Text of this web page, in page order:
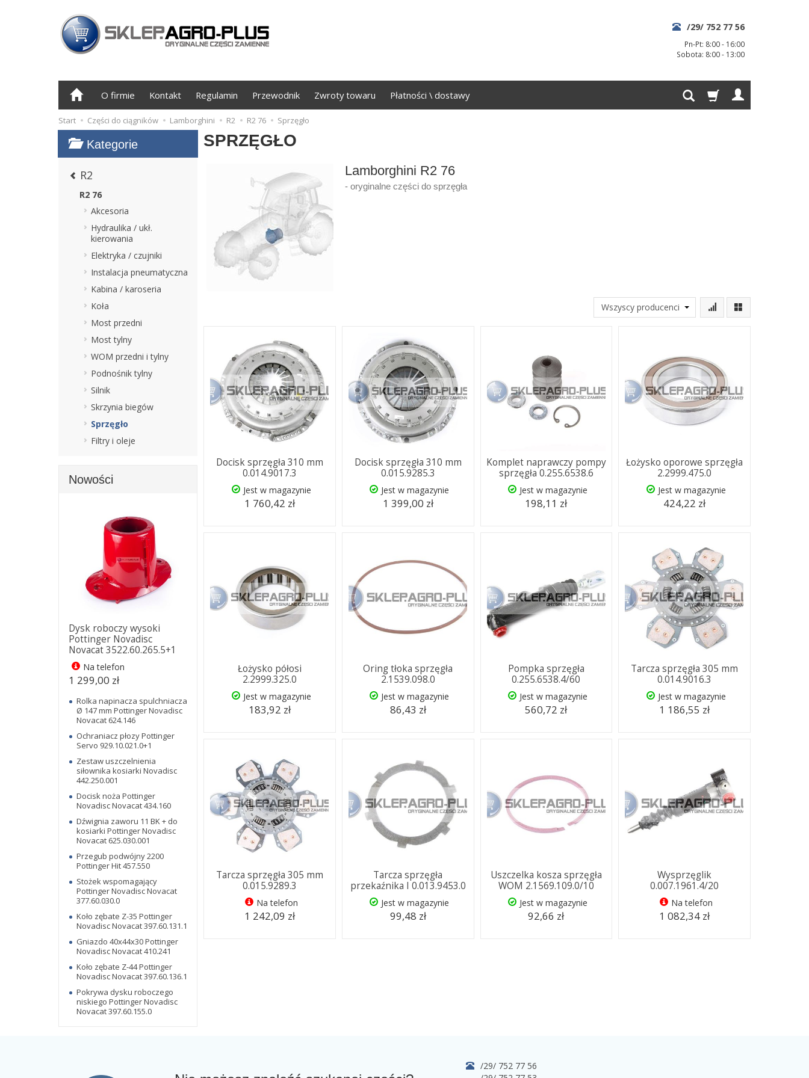
/29/ 752 77 56
Pn-Pt: 8:00 - 16:00
Sobota: 8:00 - 13:00
O firmie Kontakt Regulamin Przewodnik Zwroty towaru Płatności \ dostawy
Start Części do ciągników Lamborghini R2 R2 76 Sprzęgło
SPRZĘGŁO
Lamborghini R2 76
- oryginalne części do sprzęgła
Docisk sprzęgła 310 mm
0.014.9017.3
Jest w magazynie
1 760,42 zł
Docisk sprzęgła 310 mm
0.015.9285.3
Jest w magazynie
1 399,00 zł
Komplet naprawczy pompy
sprzęgła 0.255.6538.6
Jest w magazynie
198,11 zł
Łożysko oporowe sprzęgła
2.2999.475.0
Jest w magazynie
424,22 zł
Łożysko półosi
2.2999.325.0
Jest w magazynie
183,92 zł
Oring tłoka sprzęgła
2.1539.098.0
Jest w magazynie
86,43 zł
Pompka sprzęgła
0.255.6538.4/60
Jest w magazynie
560,72 zł
Tarcza sprzęgła 305 mm
0.014.9016.3
Jest w magazynie
1 186,55 zł
Tarcza sprzęgła 305 mm
0.015.9289.3
Na telefon
1 242,09 zł
Tarcza sprzęgła
przekaźnika I 0.013.9453.0
Jest w magazynie
99,48 zł
Uszczelka kosza sprzęgła
WOM 2.1569.109.0/10
Jest w magazynie
92,66 zł
Wysprzęglik
0.007.1961.4/20
Na telefon
1 082,34 zł
Kategorie
R2
R2 76
Akcesoria
Hydraulika / ukł.
kierowania
Elektryka / czujniki
Instalacja pneumatyczna
Kabina / karoseria
Koła
Most przedni
Most tylny
WOM przedni i tylny
Podnośnik tylny
Silnik
Skrzynia biegów
Sprzęgło
Filtry i oleje
Nowości
Dysk roboczy wysoki
Pottinger Novadisc
Novacat 3522.60.265.5+1
Na telefon
1 299,00 zł
Rolka napinacza spulchniacza
Ø 147 mm Pottinger Novadisc
Novacat 624.146
Ochraniacz płozy Pottinger
Servo 929.10.021.0+1
Zestaw uszczelnienia
siłownika kosiarki Novadisc
442.250.001
Docisk noża Pottinger
Novadisc Novacat 434.160
Dźwignia zaworu 11 BK + do
kosiarki Pottinger Novadisc
Novacat 625.030.001
Przegub podwójny 2200
Pottinger Hit 457.550
Stożek wspomagający
Pottinger Novadisc Novacat
377.60.030.0
Koło zębate Z-35 Pottinger
Novadisc Novacat 397.60.131.1
Gniazdo 40x44x30 Pottinger
Novadisc Novacat 410.241
Koło zębate Z-44 Pottinger
Novadisc Novacat 397.60.136.1
Pokrywa dysku roboczego
niskiego Pottinger Novadisc
Novacat 397.60.155.0
/29/ 752 77 56